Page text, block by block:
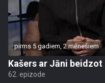
pirms 5 gadiem, 2 mēnešiem
Kašers ar Jāni
62. epizode